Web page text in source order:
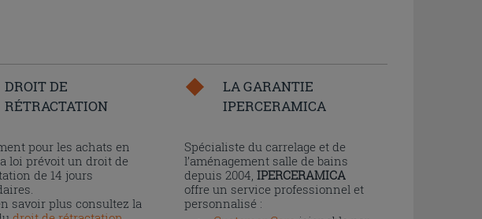
DROIT DE
RÉTRACTATION
pour les achats en
loi prévoit un droit de
de 14 jours
savoir plus consultez la
LA GARANTIE
IPERCERAMICA
Spécialiste du carrelage et de
l’aménagement salle de bains
depuis 2004, IPERCERAMICA
offre un service professionnel et
personnalisé :